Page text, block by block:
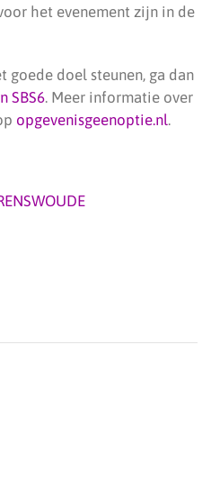
het evenement zijn in de
goede doel steunen, ga dan
SBS6. Meer informatie over
opgevenisgeenoptie.nl.